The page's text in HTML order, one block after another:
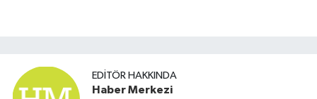
EDITÖR HAKKINDA
Haber Merkezi